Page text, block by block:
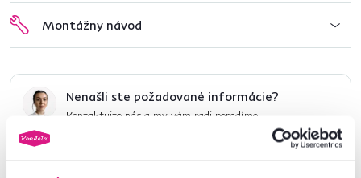
Montážny návod
Nenašli ste požadované informácie?
Kontaktujte nás a my vám radi poradíme
Spustiť chat